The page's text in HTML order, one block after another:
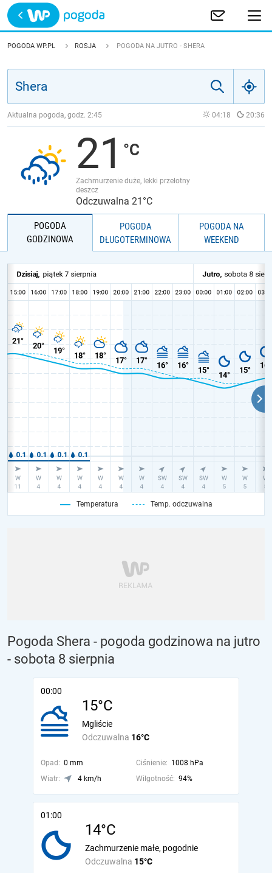
Trwa ładowanie
POLSKA
JAKOŚĆ POWIETRZA
POGODA WP.PL ROSJA POGODA NA JUTRO - SHERA
Aktualna pogoda, godz. 2:45 04:18 20:36
21
Zachmurzenie duże, lekki przelotny
deszcz
Odczuwalna 21°C
POGODA
GODZINOWA
POGODA
DŁUGOTERMINOWA
POGODA NA
WEEKEND
Temperatura Temp. odczuwalna
Pogoda Shera - pogoda godzinowa na jutro
- sobota 8 sierpnia
00:00
15°C
Odczuwalna 16°C
Mgliście
Opad: 0 mm Ciśnienie: 1008 hPa
Wiatr:
4 km/h Wilgotność: 94%
01:00
14°C
Odczuwalna 15°C
Zachmurzenie małe, pogodnie